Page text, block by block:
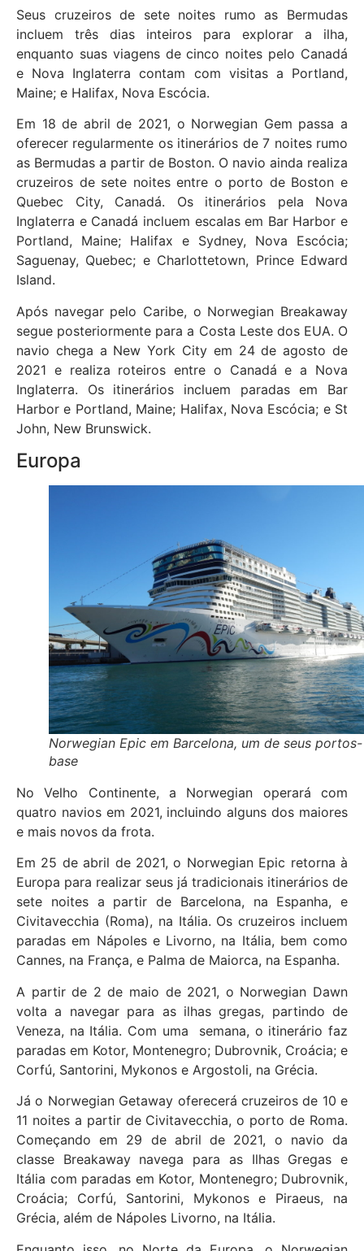
Seus cruzeiros de sete noites rumo as Bermudas
incluem três dias inteiros para explorar a ilha,
enquanto suas viagens de cinco noites pelo Canadá
e Nova Inglaterra contam com visitas a Portland,
Maine; e Halifax, Nova Escócia.
Em 18 de abril de 2021, o Norwegian Gem passa a
oferecer regularmente os itinerários de 7 noites rumo
as Bermudas a partir de Boston. O navio ainda realiza
cruzeiros de sete noites entre o porto de Boston e
Quebec City, Canadá. Os itinerários pela Nova
Inglaterra e Canadá incluem escalas em Bar Harbor e
Portland, Maine; Halifax e Sydney, Nova Escócia;
Saguenay, Quebec; e Charlottetown, Prince Edward
Island.
Após navegar pelo Caribe, o Norwegian Breakaway
segue posteriormente para a Costa Leste dos EUA. O
navio chega a New York City em 24 de agosto de
2021 e realiza roteiros entre o Canadá e a Nova
Inglaterra. Os itinerários incluem paradas em Bar
Harbor e Portland, Maine; Halifax, Nova Escócia; e St
John, New Brunswick.
Europa
Norwegian Epic em Barcelona, um de seus portos-
base
No Velho Continente, a Norwegian operará com
quatro navios em 2021, incluindo alguns dos maiores
e mais novos da frota.
Em 25 de abril de 2021, o Norwegian Epic retorna à
Europa para realizar seus já tradicionais itinerários de
sete noites a partir de Barcelona, ​​na Espanha, e
Civitavecchia (Roma), na Itália. Os cruzeiros incluem
paradas em Nápoles e Livorno, na Itália, bem como
Cannes, na França, e Palma de Maiorca, na Espanha.
A partir de 2 de maio de 2021, o Norwegian Dawn
volta a navegar para as ilhas gregas, partindo de
Veneza, na Itália. Com uma semana, o itinerário faz
paradas em Kotor, Montenegro; Dubrovnik, Croácia; e
Corfú, Santorini, Mykonos e Argostoli, na Grécia.
Já o Norwegian Getaway oferecerá cruzeiros de 10 e
11 noites a partir de Civitavecchia, o porto de Roma.
Começando em 29 de abril de 2021, o navio da
classe Breakaway navega para as Ilhas Gregas e
Itália com paradas em Kotor, Montenegro; Dubrovnik,
Croácia; Corfú, Santorini, Mykonos e Piraeus, na
Grécia, além de Nápoles Livorno, na Itália.